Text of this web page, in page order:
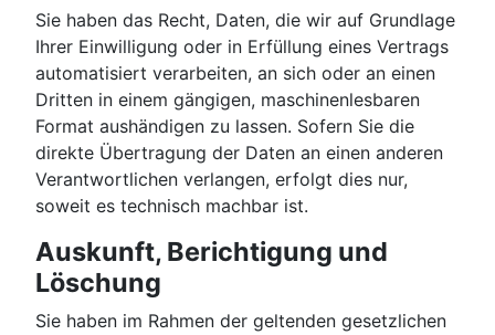
Sie haben das Recht, Daten, die wir auf Grundlage
Ihrer Einwilligung oder in Erfüllung eines Vertrags
automatisiert verarbeiten, an sich oder an einen
Dritten in einem gängigen, maschinenlesbaren
Format aushändigen zu lassen. Sofern Sie die
direkte Übertragung der Daten an einen anderen
Verantwortlichen verlangen, erfolgt dies nur,
soweit es technisch machbar ist.
Auskunft, Berichtigung und
Löschung
Sie haben im Rahmen der geltenden gesetzlichen